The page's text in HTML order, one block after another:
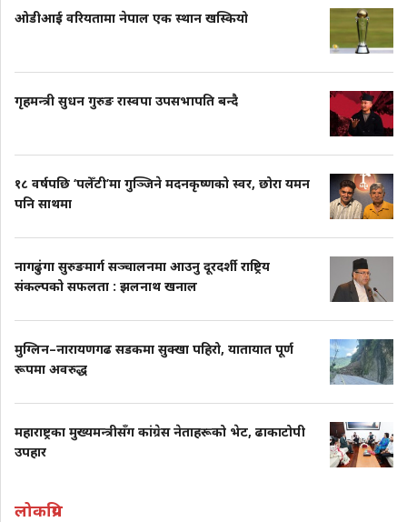
ओडीआई वरियतामा नेपाल एक स्थान खस्कियो
गृहमन्त्री सुधन गुरुङ रास्वपा उपसभापति बन्दै
१८ वर्षपछि ‘पलेँटी’मा गुञ्जिने मदनकृष्णको स्वर, छोरा यमन
पनि साथमा
नागढुंगा सुरुङमार्ग सञ्चालनमा आउनु दूरदर्शी राष्ट्रिय
संकल्पको सफलता : झलनाथ खनाल
मुग्लिन–नारायणगढ सडकमा सुक्खा पहिरो, यातायात पूर्ण
रूपमा अवरुद्ध
महाराष्ट्रका मुख्यमन्त्रीसँग कांग्रेस नेताहरूको भेट, ढाकाटोपी
उपहार
लोकप्रिय